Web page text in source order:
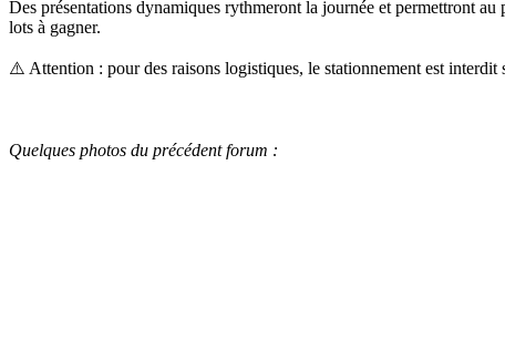
Des présentations dynamiques rythmeront la journée et permettront
lots à gagner.
⚠️ Attention : pour des raisons logistiques, le stationnement est interdit
Quelques photos du précédent forum :